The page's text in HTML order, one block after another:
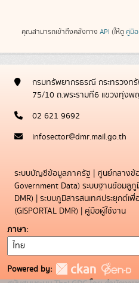
คุณสามารถเข้าถึงคลังทาง API (ให้ดู คู่มื
กรมทรัพยากรธรณี กระทรวงท
75/10 ถ.พระรามที่6 แขวงทุ่งพ
02 621 9692
infosector@dmr.mail.go.th
ระบบบัญชีข้อมูลภาครัฐ | ศูนย์กลางข้
Government Data) ระบบฐานข้อมลู
DMR) | ระบบภูมิสารสนเทศประยุกต์
(GISPORTAL DMR) | คู่มือผู้ใช้งาน
ภาษา
Powered by: